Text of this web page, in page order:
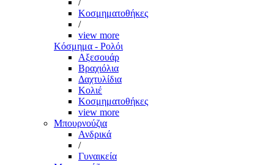
/
Κοσμηματοθήκες
/
view more
Κόσμημα - Ρολόι
Αξεσουάρ
Βραχιόλια
Δαχτυλίδια
Κολιέ
Κοσμηματοθήκες
view more
Μπουρνούζια
Ανδρικά
/
Γυναικεία